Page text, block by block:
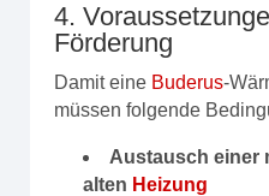
4.
Förderung
Damit eine Buderus-
müssen folgende
Austausch einer
alten Heizung